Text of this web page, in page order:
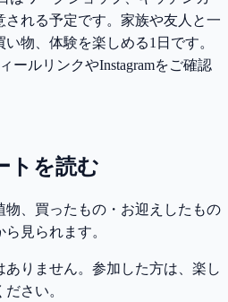
れる予定です。家族や友人と一
物、体験を楽しめる1日です。
ールリンクやInstagramをご確認
トを読む
、買ったもの・お迎えしたもの
見られます。
ありません。参加した方は、楽し
さい。